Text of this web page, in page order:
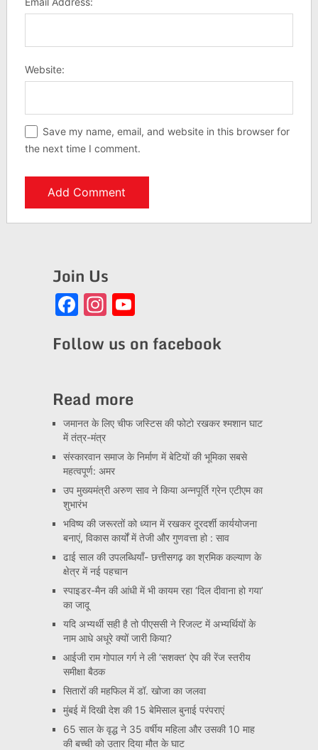
Website:
Save my name, email, and website in this browser for
the next time I comment.
Join Us
Facebook
Instagram
YouTube
Follow us on facebook
Read more
जमानत के लिए चीफ जस्टिस की फोटो रखकर श्मशान घाट
में तंत्र-मंत्र
संस्कारवान समाज के निर्माण में बेटियों की भूमिका सबसे
महत्वपूर्ण: अमर
उप मुख्यमंत्री अरुण साव ने किया अन्नपूर्ति ग्रेन एटीएम का
शुभारंभ
भविष्य की जरूरतों को ध्यान में रखकर दूरदर्शी कार्ययोजना
बनाएं, विकास कार्यों में तेजी और गुणवत्ता हो : साव
ढाई साल की उपलब्धियाँ- छत्तीसगढ़ का श्रमिक कल्याण के
क्षेत्र में नई पहचान
स्पाइडर-मैन की आंधी में भी कायम रहा ‘दिल दीवाना हो गया’
का जादू
यदि अभ्यर्थी सही है तो पीएससी ने रिजल्ट में अभ्यर्थियों के
नाम आधे अधूरे क्यों जारी किया?
आईजी राम गोपाल गर्ग ने ली ‘सशक्त’ ऐप की रेंज स्तरीय
समीक्षा बैठक
सितारों की महफिल में डॉ. खोजा का जलवा
मुंबई में दिखी देश की 15 बेमिसाल बुनाई परंपराएं
65 साल के वृद्ध ने 35 वर्षीय महिला और उसकी 10 माह
की बच्ची को उतार दिया मौत के घाट